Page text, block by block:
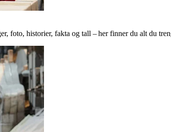
foto, historier, fakta og tall – her finner du alt du